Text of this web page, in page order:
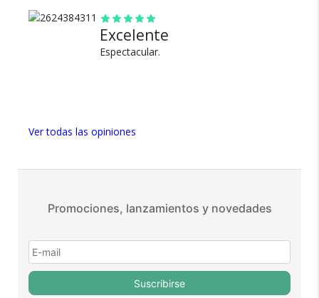
Excelente
Espectacular.
Ver todas las opiniones
5 estrellas de 5 en Facebook.
Más de 15.000 comentarios
positivos en todos nuestros
Garantía oficial y directa con
Promociones, lanzamientos y novedades
Suscribirse